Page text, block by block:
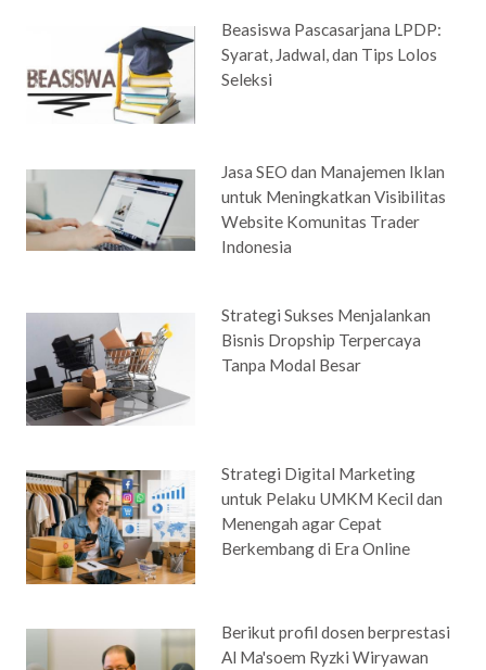
Beasiswa Pascasarjana LPDP:
Syarat, Jadwal, dan Tips Lolos
Seleksi
Jasa SEO dan Manajemen Iklan
untuk Meningkatkan Visibilitas
Website Komunitas Trader
Indonesia
Strategi Sukses Menjalankan
Bisnis Dropship Terpercaya
Tanpa Modal Besar
Strategi Digital Marketing
untuk Pelaku UMKM Kecil dan
Menengah agar Cepat
Berkembang di Era Online
Berikut profil dosen berprestasi
Al Ma'soem Ryzki Wiryawan